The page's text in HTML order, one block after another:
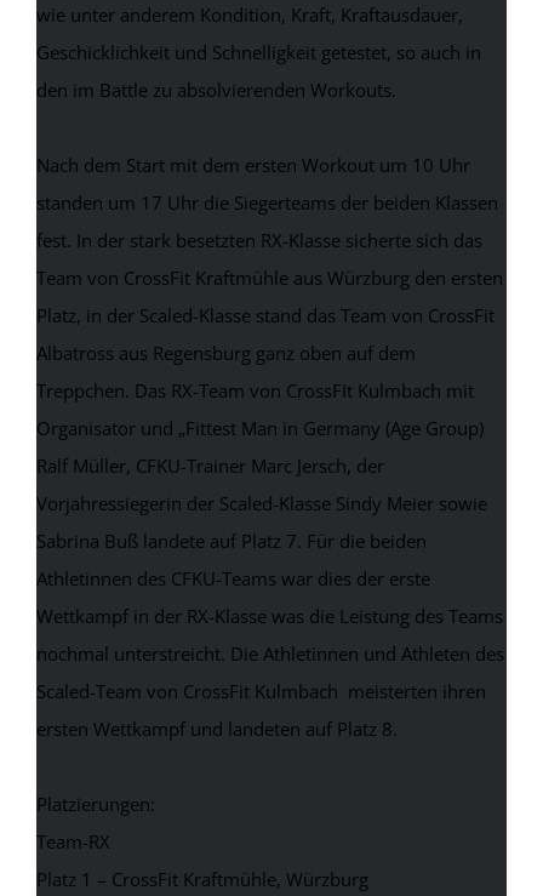
wie unter anderem Kondition, Kraft, Kraftausdauer,
Geschicklichkeit und Schnelligkeit getestet, so auch in
den im Battle zu absolvierenden Workouts.
Nach dem Start mit dem ersten Workout um 10 Uhr
standen um 17 Uhr die Siegerteams der beiden Klassen
fest. In der stark besetzten RX-Klasse sicherte sich das
Team von CrossFit Kraftmühle aus Würzburg den ersten
Platz, in der Scaled-Klasse stand das Team von CrossFit
Albatross aus Regensburg ganz oben auf dem
Treppchen. Das RX-Team von CrossFIt Kulmbach mit
Organisator und „Fittest Man in Germany (Age Group)
Ralf Müller, CFKU-Trainer Marc Jersch, der
Vorjahressiegerin der Scaled-Klasse Sindy Meier sowie
Sabrina Buß landete auf Platz 7. Für die beiden
Athletinnen des CFKU-Teams war dies der erste
Wettkampf in der RX-Klasse was die Leistung des Teams
nochmal unterstreicht. Die Athletinnen und Athleten des
Scaled-Team von CrossFit Kulmbach meisterten ihren
ersten Wettkampf und landeten auf Platz 8.
Platzierungen:
Team-RX
Platz 1 – CrossFit Kraftmühle, Würzburg